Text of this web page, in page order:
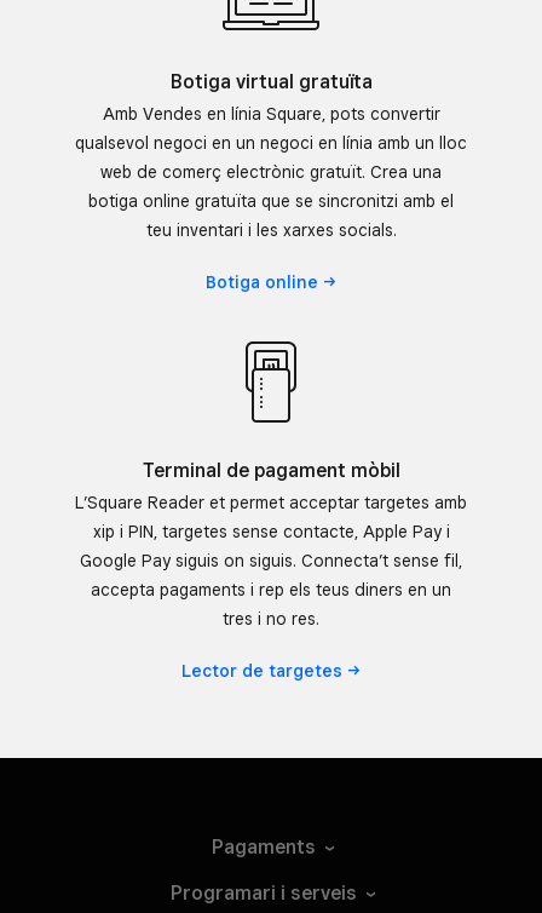
Botiga virtual gratuïta
Amb Vendes en línia Square, pots convertir
qualsevol negoci en un negoci en línia amb un lloc
web de comerç electrònic gratuït. Crea una
botiga online gratuïta que se sincronitzi amb el
teu inventari i les xarxes socials.
Botiga online
Terminal de pagament mòbil
L’Square Reader et permet acceptar targetes amb
xip i PIN, targetes sense contacte, Apple Pay i
Google Pay siguis on siguis. Connecta’t sense fil,
accepta pagaments i rep els teus diners en un
tres i no res.
Lector detargetes
Pagaments
Programari i serveis